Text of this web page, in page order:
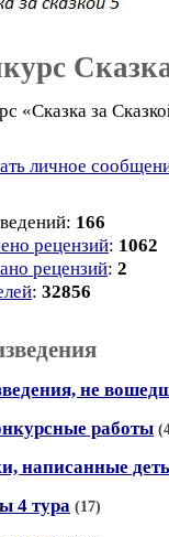
«Сказка за
личное
166
рецензий: 1062
рецензий: 2
: 32856
не
работы
написанные
4 тура (17)